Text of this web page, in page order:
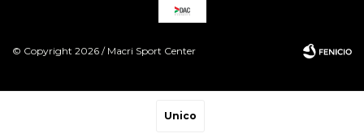
Unico
© Copyright 2026 / Macri Sport Center